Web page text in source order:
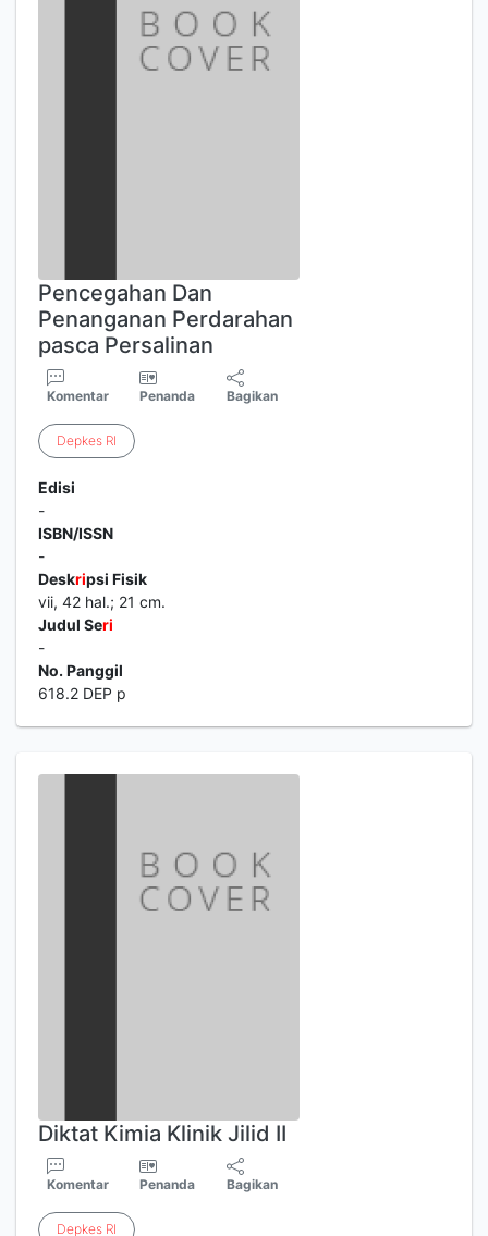
Pencegahan Dan
Penanganan Perdarahan
pasca Persalinan
Komentar Penanda Bagikan
Depkes RI
Edisi
-
ISBN/ISSN
-
Deskripsi Fisik
vii, 42 hal.; 21 cm.
Judul Seri
-
No. Panggil
618.2 DEP p
Diktat Kimia Klinik Jilid II
Komentar Penanda Bagikan
Depkes RI